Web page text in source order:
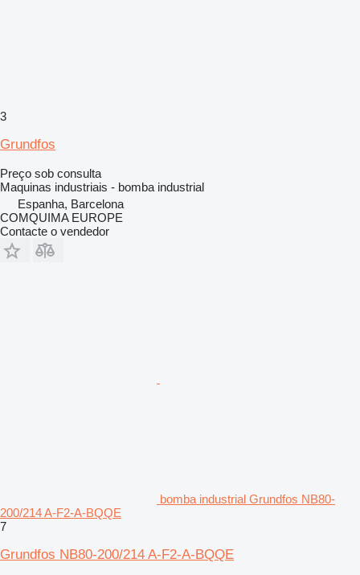
3
Grundfos
Preço sob consulta
Maquinas industriais - bomba industrial
Espanha, Barcelona
COMQUIMA EUROPE
Contacte o vendedor
bomba industrial Grundfos NB80-
200/214 A-F2-A-BQQE
7
Grundfos NB80-200/214 A-F2-A-BQQE